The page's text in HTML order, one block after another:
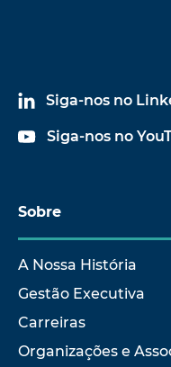
Siga-nos no
Siga-nos no
Sobre
A Nossa História
Gestão Executiva
Carreiras
Organizações e